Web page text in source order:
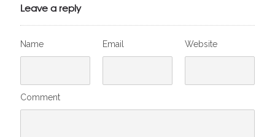
Leave a reply
Name Email Website
Comment